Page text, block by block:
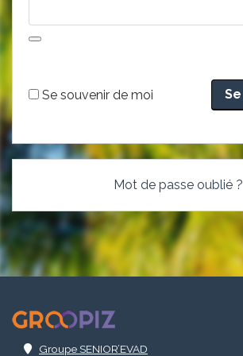
Alternative:
Se souvenir de moi
Mot de passe oublié ?
Groupe SENIOR’EVAD